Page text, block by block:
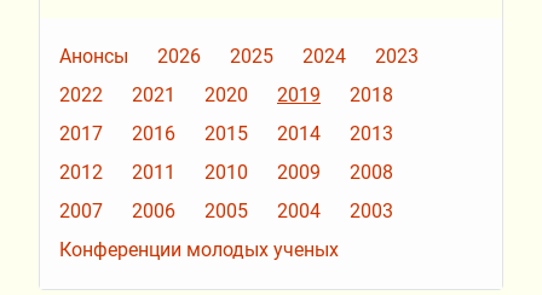
Анонсы 2026 2025 2024
2023
2022
2021 2020 2019
2018
2017
2016 2015 2014
2013
2012
2011 2010 2009
2008
2007
2006 2005 2004
2003
Конференции молодых ученых